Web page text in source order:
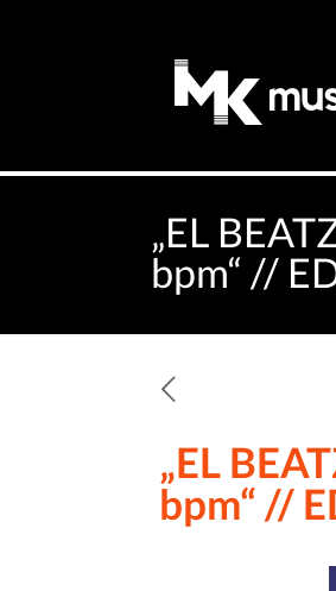
„EL
bpm“ //
„EL
bpm“ //